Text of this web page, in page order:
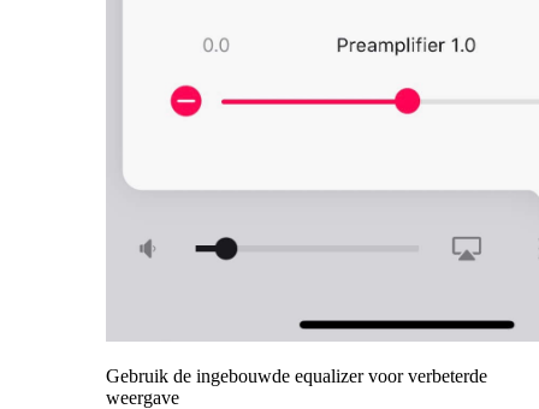
Gebruik de ingebouwde equalizer voor verbeterde
weergave